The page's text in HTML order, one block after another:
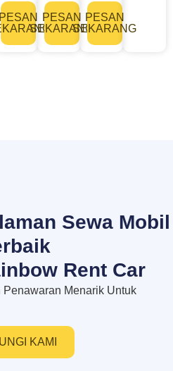
PESAN
PESAN
SEKARANG
PESAN
SEKARANG
Sewa Mobil
Rent Car
Menarik Untuk
KAMI